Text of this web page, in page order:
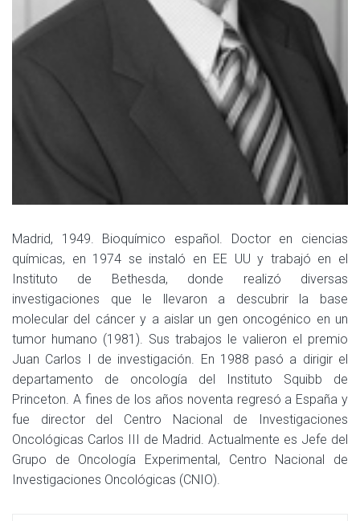
Madrid, 1949. Bioquímico español. Doctor en ciencias
químicas, en 1974 se instaló en EE UU y trabajó en el
Instituto de Bethesda, donde realizó diversas
investigaciones que le llevaron a descubrir la base
molecular del cáncer y a aislar un gen oncogénico en un
tumor humano (1981). Sus trabajos le valieron el premio
Juan Carlos I de investigación. En 1988 pasó a dirigir el
departamento de oncología del Instituto Squibb de
Princeton. A fines de los años noventa regresó a España y
fue director del Centro Nacional de Investigaciones
Oncológicas Carlos III de Madrid. Actualmente es Jefe del
Grupo de Oncología Experimental, Centro Nacional de
Investigaciones Oncológicas (CNIO).